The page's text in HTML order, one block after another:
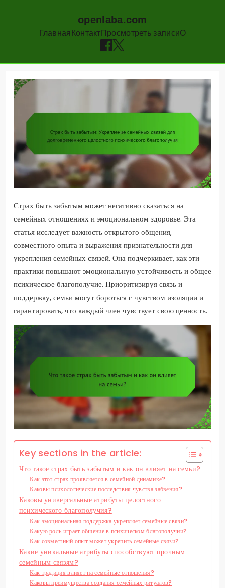
openlaba.com
Главная Контакт Просмотреть записиО
content
Страх быть забытым может негативно сказаться на
семейных отношениях и эмоциональном здоровье. Эта
статья исследует важность открытого общения,
совместного опыта и выражения признательности для
укрепления семейных связей. Она подчеркивает, как эти
практики повышают эмоциональную устойчивость и общее
психическое благополучие. Приоритизируя связь и
поддержку, семьи могут бороться с чувством изоляции и
гарантировать, что каждый член чувствует свою ценность.
Key sections in the article:
Что такое страх быть забытым и как он влияет на семьи?
Как этот страх проявляется в семейной динамике?
Каковы психологические последствия чувства забвения?
Каковы универсальные атрибуты целостного
психического благополучия?
Как эмоциональная поддержка укрепляет семейные связи?
Какую роль играет общение в психическом благополучии?
Как совместный опыт может укрепить семейные связи?
Какие уникальные атрибуты способствуют прочным
семейным связям?
Как традиция влияет на семейные отношения?
Каковы преимущества создания семейных ритуалов?